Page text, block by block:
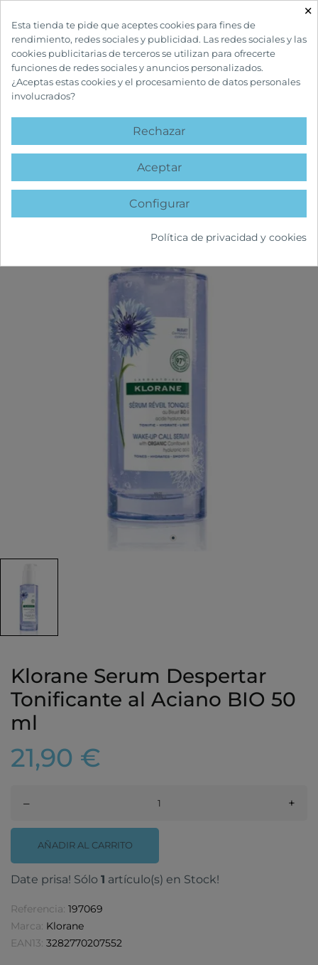
INICIO CUIDADOS FACIALES
favorite
Klorane Serum Despertar
Tonificante al Aciano BIO 50
ml
21,90 €
– +
AÑADIR AL CARRITO
Date prisa! Sólo 1 artículo(s) en Stock!
Referencia: 197069
Marca: Klorane
EAN13: 3282770207552
×
Esta tienda te pide que aceptes cookies para fines de
rendimiento, redes sociales y publicidad. Las redes sociales y las
cookies publicitarias de terceros se utilizan para ofrecerte
funciones de redes sociales y anuncios personalizados.
¿Aceptas estas cookies y el procesamiento de datos personales
involucrados?
Rechazar
Aceptar
Configurar
Política de privacidad y cookies